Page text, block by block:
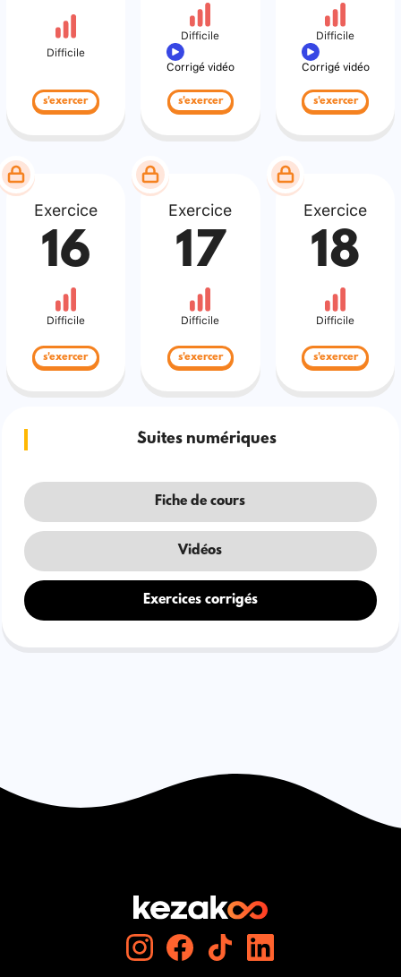
Difficile
s'exercer
Difficile
Corrigé vidéo
s'exercer
Difficile
Corrigé vidéo
s'exercer
Exercice
16
Difficile
s'exercer
Exercice
17
Difficile
s'exercer
Exercice
18
Difficile
s'exercer
Suites numériques
Fiche de cours
Vidéos
Exercices corrigés